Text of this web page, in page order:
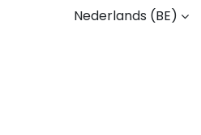
Overslaan naar inhoudNederlands (BE)